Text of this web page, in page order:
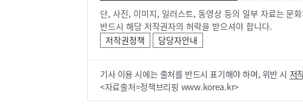
단, 사진, 이미지, 일러스트, 동영상 등의 일부 자료는 문
반드시 해당 저작권자의 허락을 받으셔야 합니다.
저작권정책
담당자안내
기사 이용 시에는 출처를 반드시 표기해야 하며, 위반 시 저
<자료출처=정책브리핑 www.korea.kr>